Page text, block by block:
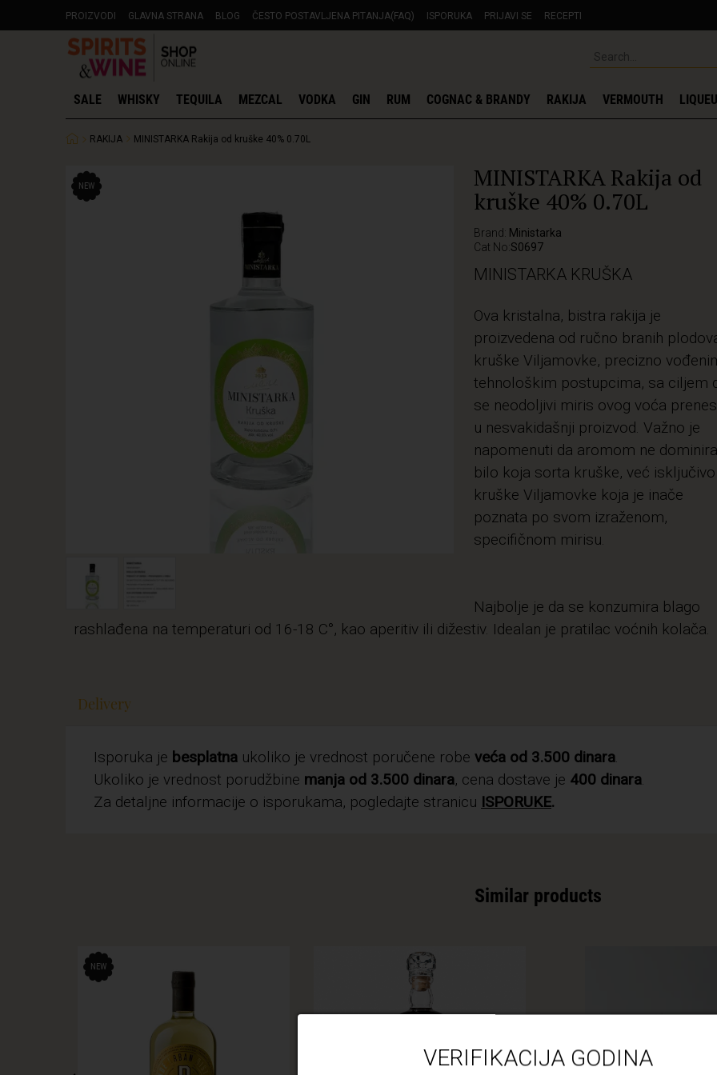
VERIFIKACIJA GODINA
PROIZVODI GLAVNA STRANA BLOG ČESTO POSTAVLJENA PITANJA(FAQ) ISPORUKA PRIJAVI SE RECEPTI
SALE WHISKY TEQUILA MEZCAL VODKA GIN RUM COGNAC & BRANDY RAKIJA VERMOUTH
RAKIJA MINISTARKA Rakija od kruške 40% 0.70L
NEW
MINISTARKA Rakija od
kruške 40% 0.70L
Brand: Ministarka
Cat No:S0697
MINISTARKA KRUŠKA
Ova kristalna, bistra rakija je
proizvedena od ručno branih
kruške Viljamovke, precizno
tehnološkim postupcima, sa ciljem
se neodoljivi miris ovog voća
u nesvakidašnji proizvod. Važno je
napomenuti da aromom ne dominira
bilo koja sorta kruške, već isključivo
kruške Viljamovke koja je inače
poznata po svom izraženom,
specifičnom mirisu.
Najbolje je da se konzumira blago
rashlađena na temperaturi od 16-18 C°, kao aperitiv ili dižestiv. Idealan je pratilac voćnih kolača.
Delivery
Isporuka je besplatna ukoliko je vrednost poručene robe veća od 3.500 dinara.
Ukoliko je vrednost porudžbine manja od 3.500 dinara, cena dostave je 400 dinara.
Za detaljne informacije o isporukama, pogledajte stranicu ISPORUKE.
Similar products
NEW